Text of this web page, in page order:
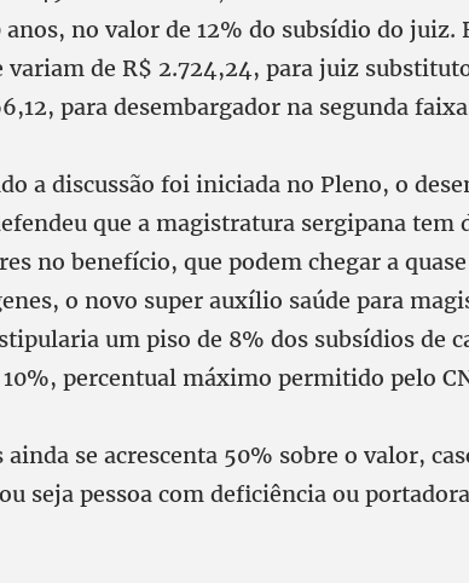
no valor de 12% do subsídio do juiz.
variam de R$ 2.724,24, para juiz
para desembargador na segunda
a discussão foi iniciada no Pleno, o
que a magistratura sergipana tem
no benefício, que podem chegar a
o novo super auxílio saúde para
um piso de 8% dos subsídios de
percentual máximo permitido pelo
ainda se acrescenta 50% sobre o valor,
seja pessoa com deficiência ou